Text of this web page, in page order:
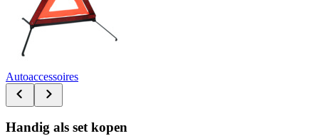
Autoaccessoires
Handig als set kopen